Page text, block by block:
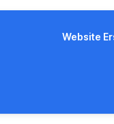
Website